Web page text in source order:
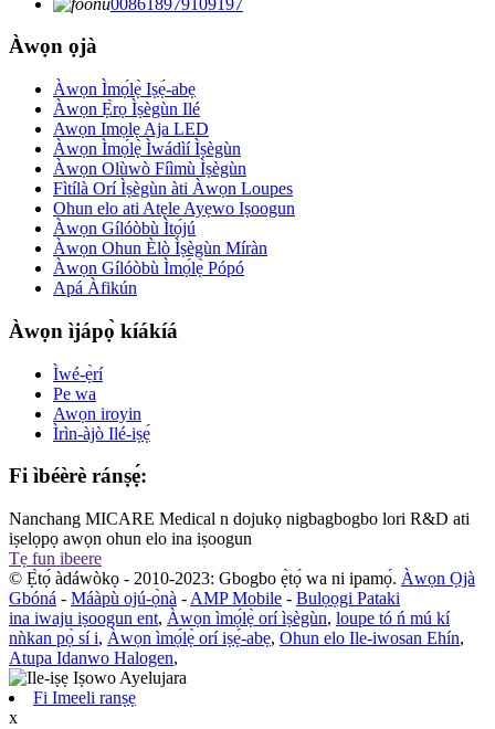
Àwọn ọjà
Àwọn Ìmọ́lẹ̀ Iṣẹ́-abẹ
Àwọn Ẹ̀rọ Ìṣègùn Ilé
Awọn Imọlẹ Aja LED
Àwọn Ìmọ́lẹ̀ Ìwádìí Ìṣègùn
Àwọn Olùwò Fíìmù Ìṣègùn
Fìtílà Orí Ìṣègùn àti Àwọn Loupes
Ohun elo ati Atẹle Ayẹwo Iṣoogun
Àwọn Gílóòbù Ìtọ́jú
Àwọn Ohun Èlò Ìṣègùn Míràn
Àwọn Gílóòbù Ìmọ́lẹ̀ Pópó
Apá Àfikún
Àwọn ìjápọ̀ kíákíá
Ìwé-ẹ̀rí
Pe wa
Awọn iroyin
Ìrìn-àjò Ilé-iṣẹ́
Fi ìbéèrè ránṣẹ́:
Nanchang MICARE Medical n dojukọ nigbagbogbo lori R&D ati
iṣelọpọ awọn ohun elo ina iṣoogun
Tẹ fun ibeere
© Ẹ̀tọ́ àdáwòkọ - 2010-2023: Gbogbo ẹ̀tọ́ wa ni ipamọ́. Àwọn Ọjà
Gbóná - Máàpù ojú-ọ̀nà - AMP Mobile - Bulọọgi Pataki
ina iwaju iṣoogun ent, Àwọn ìmọ́lẹ̀ orí ìṣègùn, loupe tó ń mú kí
nǹkan pọ̀ sí i, Àwọn ìmọ́lẹ̀ orí iṣẹ́-abẹ, Ohun elo Ile-iwosan Ehín,
Atupa Idanwo Halogen,
Fi Imeeli ranṣẹ
x